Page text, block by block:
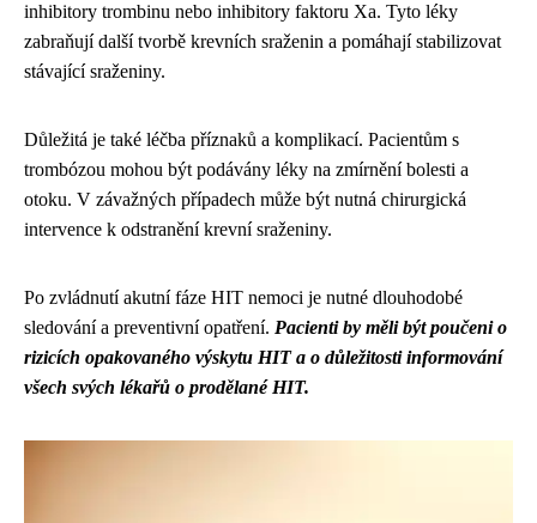
inhibitory trombinu nebo inhibitory faktoru Xa. Tyto léky
zabraňují další tvorbě krevních sraženin a pomáhají stabilizovat
stávající sraženiny.
Důležitá je také léčba příznaků a komplikací. Pacientům s
trombózou mohou být podávány léky na zmírnění bolesti a
otoku. V závažných případech může být nutná chirurgická
intervence k odstranění krevní sraženiny.
Po zvládnutí akutní fáze HIT nemoci je nutné dlouhodobé
sledování a preventivní opatření. Pacienti by měli být poučeni o
rizicích opakovaného výskytu HIT a o důležitosti informování
všech svých lékařů o prodělané HIT.